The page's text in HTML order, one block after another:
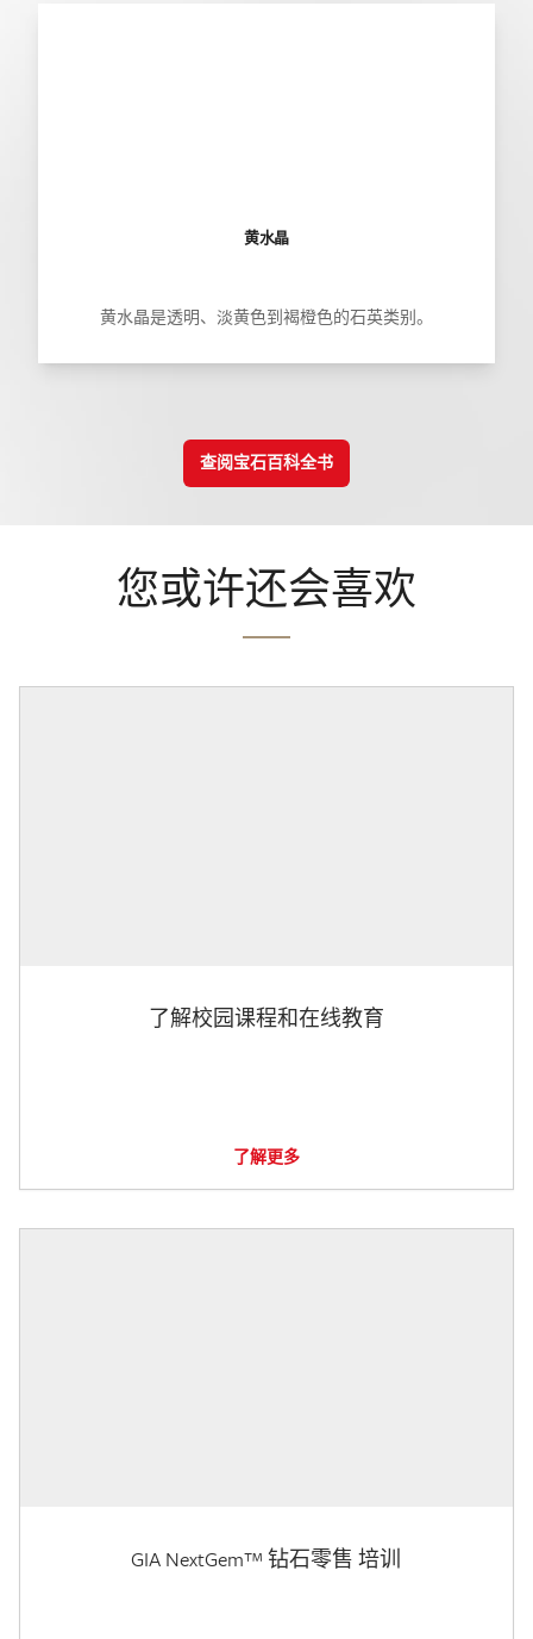
黄水晶
黄水晶是透明、淡黄色到褐橙色的石英类别。
查阅宝石百科全书
您或许还会喜欢
了解校园课程和在线教育
了解更多
GIA NextGem™ 钻石零售 培训